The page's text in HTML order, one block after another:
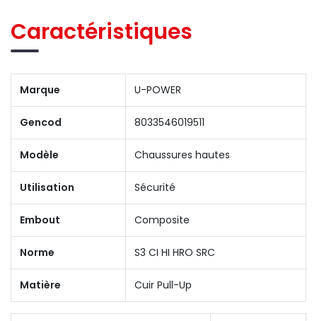
Caractéristiques
Marque U-POWER
Gencod 8033546019511
Modèle Chaussures hautes
Utilisation Sécurité
Embout Composite
Norme S3 CI HI HRO SRC
Matière Cuir Pull-Up